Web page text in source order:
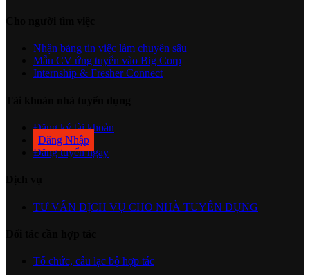
Nhận bảng tin việc làm chuyên sâu
Mẫu CV ứng tuyển vào Big Corp
Internship & Fresher Connect
Đăng ký tài khoản
Đăng Nhập
Đăng tuyển ngay
TƯ VẤN DỊCH VỤ CHO NHÀ TUYỂN DỤNG
Tổ chức, câu lạc bộ hợp tác